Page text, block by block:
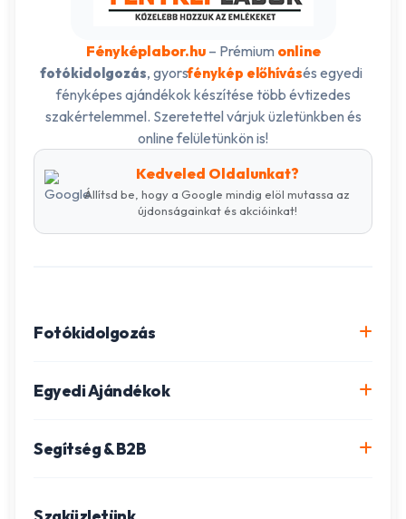
Fényképlabor.hu– Prémium online
fotókidolgozás, gyorsfénykép előhívásés egyedi
fényképes ajándékok készítése több évtizedes
szakértelemmel. Szeretettel várjuk üzletünkben és
online felületünkön is!
Kedveled Oldalunkat?
Állítsd be, hogy a Google mindig elöl mutassa az
újdonságainkat és akcióinkat!
Fotókidolgozás
Igazolványkép készítés
Egyedi Ajándékok
Gravírozott ajándékok
Segítség & B2B